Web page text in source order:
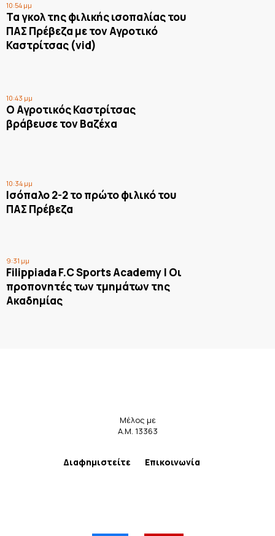
10:54 μμ
Τα γκολ της φιλικής ισοπαλίας του
ΠΑΣ Πρέβεζα με τον Αγροτικό
Καστρίτσας (vid)
10:43 μμ
Ο Αγροτικός Καστρίτσας
βράβευσε τον Βαζέχα
10:34 μμ
Ισόπαλο 2-2 το πρώτο φιλικό του
ΠΑΣ Πρέβεζα
9:31 μμ
Filippiada F.C Sports Academy | Οι
προπονητές των τμημάτων της
Ακαδημίας
Μέλος με
Α.Μ. 13363
Διαφημιστείτε Επικοινωνία